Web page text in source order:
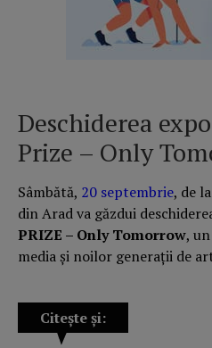
Deschiderea
Prize – Only
Sâmbătă, 20 septembrie, de
din Arad va găzdui
PRIZE – Only Tomorrow,
media și noilor generații de
Citește și: